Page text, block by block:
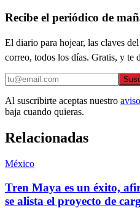
Recibe el periódico de
El diario para hojear, las claves
correo, todos los días. Gratis, y te
Al suscribirte aceptas nuestro
baja cuando quieras.
Relacionadas
México
Tren Maya es un éxito,
se alista el proyecto de